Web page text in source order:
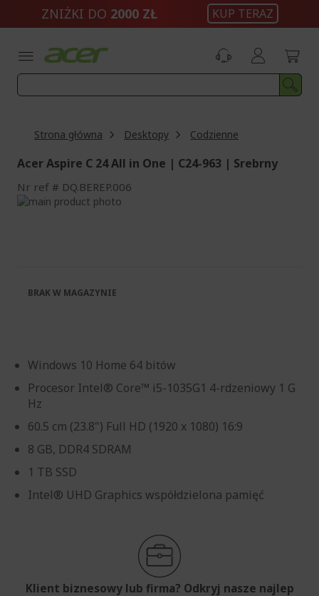
ZNIŻKI DO 2000 ZŁ KUP TERAZ
Strona główna Desktopy Codzienne
Acer Aspire C 24 All in One | C24-963 | Srebrny
Nr ref DQ.BEREP.006
Przejdź
Windows 10 Home 64 bitów
Procesor Intel® Core™ i5-1035G1 4-rdzeniowy 1 G
Hz
60.5 cm (23.8") Full HD (1920 x 1080) 16:9
8 GB, DDR4 SDRAM
1 TB SSD
Intel® UHD Graphics współdzielona pamięć
Klient biznesowy lub firma? Odkryj nasze najlep
BRAK W MAGAZYNIE